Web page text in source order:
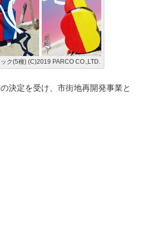
ク(5種) (C)2019 PARCO CO.,LTD.
決定を受け、市街地再開発事業と